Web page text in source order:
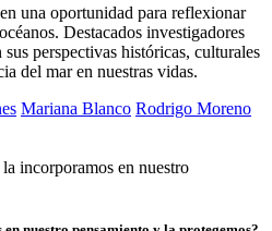
una oportunidad para reflexionar
Destacados investigadores
perspectivas históricas, culturales
del mar en nuestras vidas.
Mariana Blanco Rodrigo Moreno